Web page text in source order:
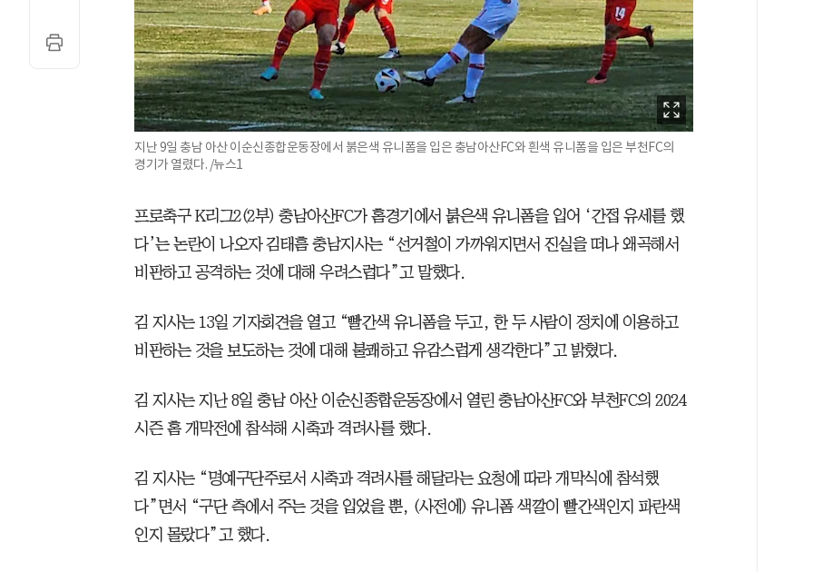
지난 9일 충남 아산 이순신종합운동장에서 붉은색 유니폼을 입은 충남아산FC와 흰색 유니폼을 입은 부천FC의
경기가 열렸다. /뉴스1
프로축구 K리그2(2부) 충남아산FC가 홈경기에서 붉은색 유니폼을 입어 ‘간접 유세를 했
다’는 논란이 나오자 김태흠 충남지사는 “선거철이 가까워지면서 진실을 떠나 왜곡해서
비판하고 공격하는 것에 대해 우려스럽다”고 말했다.
김 지사는 13일 기자회견을 열고 “빨간색 유니폼을 두고, 한 두 사람이 정치에 이용하고
비판하는 것을 보도하는 것에 대해 불쾌하고 유감스럽게 생각한다”고 밝혔다.
김 지사는 지난 8일 충남 아산 이순신종합운동장에서 열린 충남아산FC와 부천FC의 2024
시즌 홈 개막전에 참석해 시축과 격려사를 했다.
김 지사는 “명예구단주로서 시축과 격려사를 해달라는 요청에 따라 개막식에 참석했
다”면서 “구단 측에서 주는 것을 입었을 뿐, (사전에) 유니폼 색깔이 빨간색인지 파란색
인지 몰랐다”고 했다.